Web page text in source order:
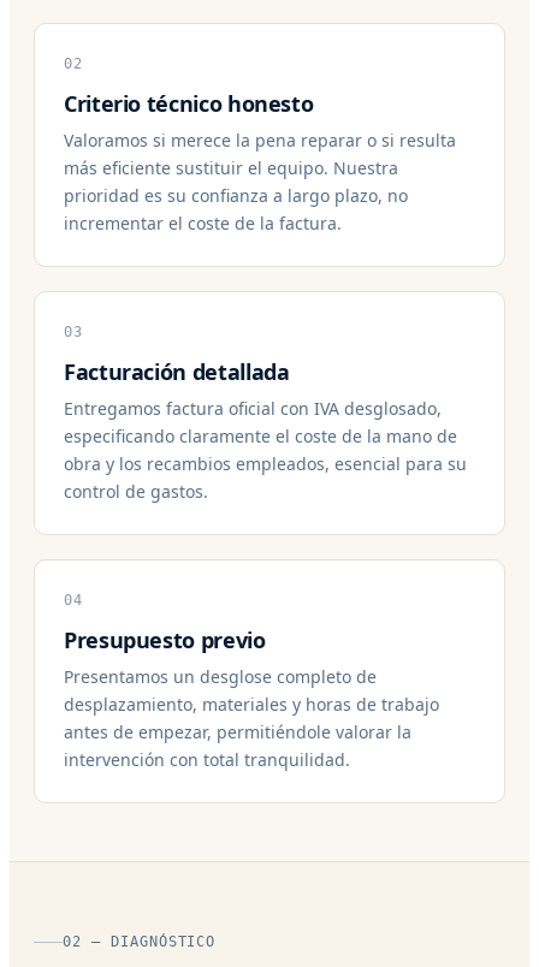
02
Criterio técnico honesto
Valoramos si merece la pena reparar o si resulta
más eficiente sustituir el equipo. Nuestra
prioridad es su confianza a largo plazo, no
incrementar el coste de la factura.
03
Facturación detallada
Entregamos factura oficial con IVA desglosado,
especificando claramente el coste de la mano de
obra y los recambios empleados, esencial para su
control de gastos.
04
Presupuesto previo
Presentamos un desglose completo de
desplazamiento, materiales y horas de trabajo
antes de empezar, permitiéndole valorar la
intervención con total tranquilidad.
02 — DIAGNÓSTICO